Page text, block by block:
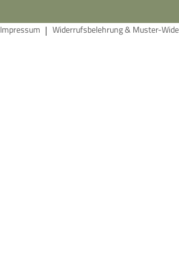
Impressum Widerrufsbelehrung & Muster-